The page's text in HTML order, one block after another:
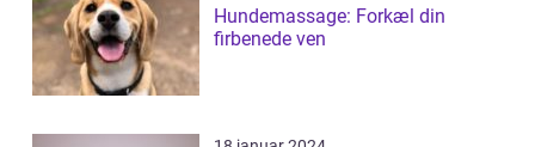
Hundemassage: Forkæl din
firbenede ven